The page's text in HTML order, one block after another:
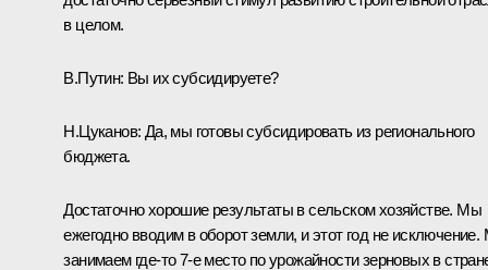
в целом.
В.Путин: Вы их субсидируете?
Н.Цуканов: Да, мы готовы субсидировать из регионального
бюджета.
Достаточно хорошие результаты в сельском хозяйстве. Мы
ежегодно вводим в оборот земли, и этот год не
занимаем где‑то 7-е место по урожайности зерновых в